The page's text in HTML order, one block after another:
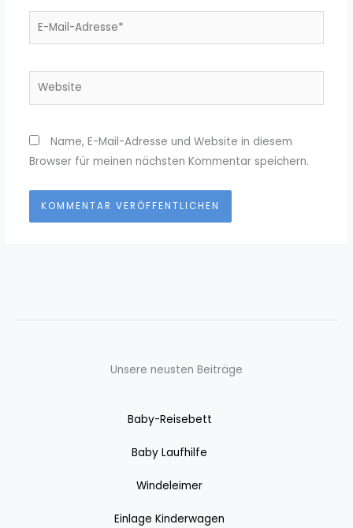
E-
Website
Name, E-Mail-Adresse und Website in diesem
Browser für meinen nächsten Kommentar speichern.
Unsere neusten Beiträge
Baby-Reisebett
Baby Laufhilfe
Windeleimer
Einlage Kinderwagen